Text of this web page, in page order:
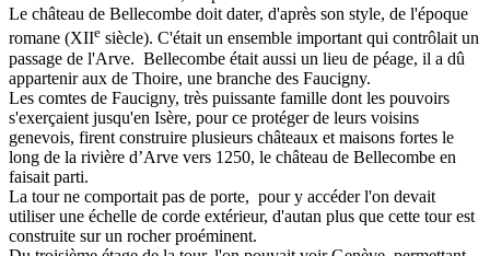
Le château de Bellecombe doit dater, d'après son style, de l'époque
romane (XIIe siècle). C'était un ensemble important qui contrôlait un
passage de l'Arve. Bellecombe était aussi un lieu de péage, il a dû
appartenir aux de Thoire, une branche des Faucigny.
Les comtes de Faucigny, très puissante famille dont les pouvoirs
s'exerçaient jusqu'en Isère, pour ce protéger de leurs voisins
genevois, firent construire plusieurs châteaux et maisons fortes le
long de la rivière d’Arve vers 1250, le château de Bellecombe en
faisait parti.
La tour ne comportait pas de porte, pour y accéder l'on devait
utiliser une échelle de corde extérieur, d'autan plus que cette tour est
construite sur un rocher proéminent.